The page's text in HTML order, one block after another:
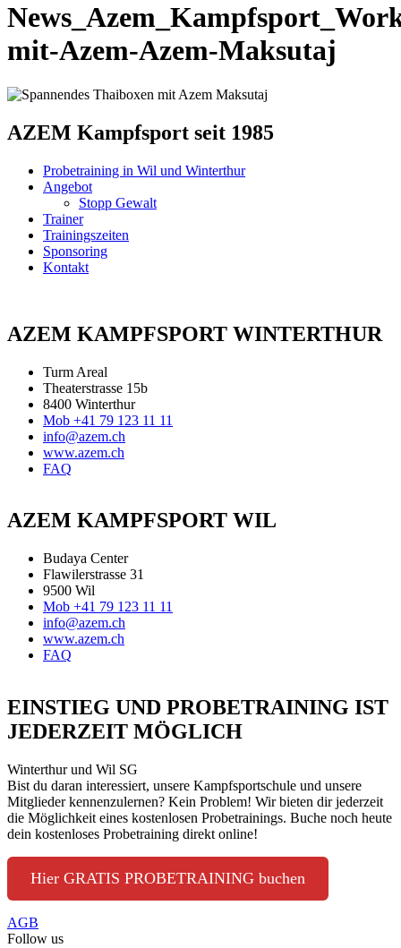
mit-Azem-Azem-Maksutaj
AZEM Kampfsport seit 1985
Probetraining in Wil und Winterthur
Angebot
Stopp Gewalt
Trainer
Trainingszeiten
Sponsoring
Kontakt
AZEM KAMPFSPORT WINTERTHUR
Turm Areal
Theaterstrasse 15b
8400 Winterthur
Mob +41 79 123 11 11
info@azem.ch
www.azem.ch
FAQ
AZEM KAMPFSPORT WIL
Budaya Center
Flawilerstrasse 31
9500 Wil
Mob +41 79 123 11 11
info@azem.ch
www.azem.ch
FAQ
EINSTIEG UND PROBETRAINING IST
JEDERZEIT MÖGLICH
Winterthur und Wil SG
Bist du daran interessiert, unsere Kampfsportschule und unsere
Mitglieder kennenzulernen? Kein Problem! Wir bieten dir jederzeit
die Möglichkeit eines kostenlosen Probetrainings. Buche noch heute
dein kostenloses Probetraining direkt online!
Hier GRATIS PROBETRAINING buchen
AGB
Follow us